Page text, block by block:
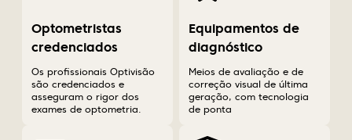
Optometristas
credenciados
Os profissionais Optivisão
são credenciados e
asseguram o rigor dos
exames de optometria.
Equipamentos de
diagnóstico
Meios de avaliação e de
correção visual de última
geração, com tecnologia
de ponta